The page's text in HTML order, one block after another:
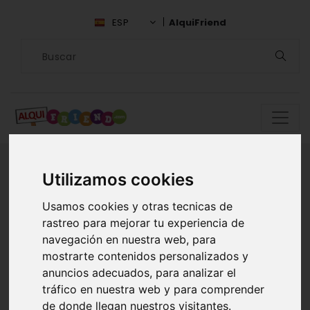
Utilizamos cookies
Usamos cookies y otras tecnicas de
rastreo para mejorar tu experiencia de
navegación en nuestra web, para
mostrarte contenidos personalizados y
anuncios adecuados, para analizar el
tráfico en nuestra web y para comprender
de donde llegan nuestros visitantes.
ESP AlquiFriend
Encuentra
compañía en
Anzoátegui
ALQUILAR AMIGOS EN